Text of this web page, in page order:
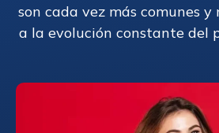
son cada vez más comunes y
a la evolución constante del